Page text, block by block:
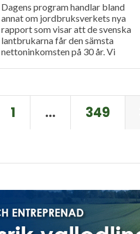
Dagens program handlar bland
annat om jordbruksverkets nya
rapport som visar att de svenska
lantbrukarna får den sämsta
nettoninkomsten på 30 år. Vi
1 … 349